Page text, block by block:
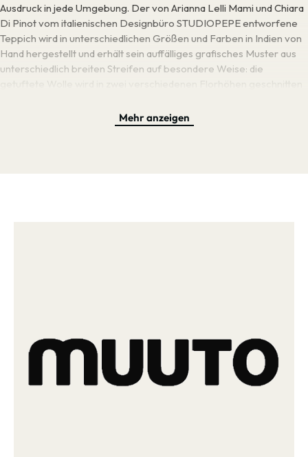
Ausdruck in jede Umgebung. Der von Arianna Lelli Mami und Chiara
Di Pinot vom italienischen Designbüro STUDIOPEPE entworfene
Teppich wird in unterschiedlichen Größen und Farben in Indien von
Hand hergestellt und erhält sein auffälliges grafisches Muster aus
unterschiedlich breiten Streifen auf besondere Weise: die
Farben erscheinen anstatt monochrom, obwohl er eigentlich aus
nur einer Wollfarbe hergestellt wird. So entsteht ein einzigartiger
Mehr anzeigen